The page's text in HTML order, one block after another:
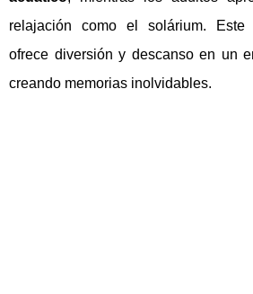
relajación como el solárium. Este
ofrece diversión y descanso en un
creando memorias inolvidables.